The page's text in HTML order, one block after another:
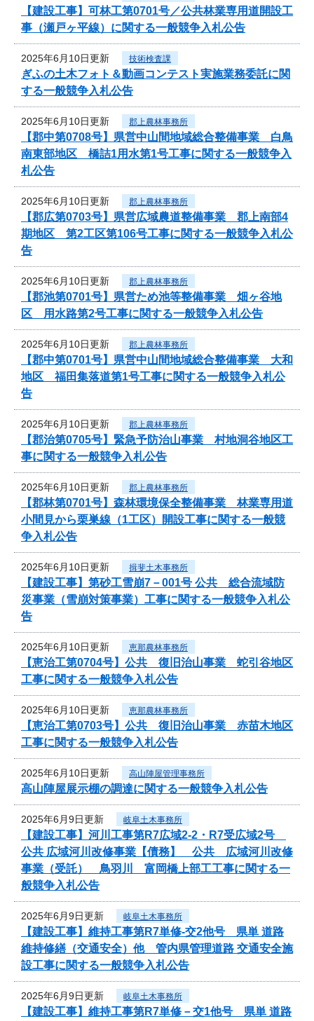
【建設工事】可林工第0701号／公共林業専用道開設工
事（瀬戸ヶ平線）に関する一般競争入札公告
2025年6月10日更新 技術検査課
ぎふの土木フォト＆動画コンテスト実施業務委託に関
する一般競争入札公告
2025年6月10日更新 郡上農林事務所
【郡中第0708号】県営中山間地域総合整備事業 白鳥
南東部地区 橋詰1用水第1号工事に関する一般競争入
札公告
2025年6月10日更新 郡上農林事務所
【郡広第0703号】県営広域農道整備事業 郡上南部4
期地区 第2工区第106号工事に関する一般競争入札公
告
2025年6月10日更新 郡上農林事務所
【郡池第0701号】県営ため池等整備事業 畑ヶ谷地
区 用水路第2号工事に関する一般競争入札公告
2025年6月10日更新 郡上農林事務所
【郡中第0701号】県営中山間地域総合整備事業 大和
地区 福田集落道第1号工事に関する一般競争入札公
告
2025年6月10日更新 郡上農林事務所
【郡治第0705号】緊急予防治山事業 村地洞谷地区工
事に関する一般競争入札公告
2025年6月10日更新 郡上農林事務所
【郡林第0701号】森林環境保全整備事業 林業専用道
小間見から栗巣線（1工区）開設工事に関する一般競
争入札公告
2025年6月10日更新 揖斐土木事務所
【建設工事】第砂工雪崩7－001号 公共 総合流域防
災事業（雪崩対策事業）工事に関する一般競争入札公
告
2025年6月10日更新 恵那農林事務所
【恵治工第0704号】公共 復旧治山事業 蛇引谷地区
工事に関する一般競争入札公告
2025年6月10日更新 恵那農林事務所
【恵治工第0703号】公共 復旧治山事業 赤苗木地区
工事に関する一般競争入札公告
2025年6月10日更新 高山陣屋管理事務所
高山陣屋展示棚の調達に関する一般競争入札公告
2025年6月9日更新 岐阜土木事務所
【建設工事】河川工事第R7広域2-2・R7受広域2号
公共 広域河川改修事業【債務】 公共 広域河川改修
事業（受託） 鳥羽川 富岡橋上部工工事に関する一
般競争入札公告
2025年6月9日更新 岐阜土木事務所
【建設工事】維持工事第R7単修-交2他号 県単 道路
維持修繕（交通安全）他 管内県管理道路 交通安全施
設工事に関する一般競争入札公告
2025年6月9日更新 岐阜土木事務所
【建設工事】維持工事第R7単修－交1他号 県単 道路